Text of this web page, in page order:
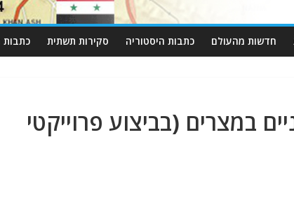
חדשות מהעולם כתבות היסטוריה סקירות תשתית כתבות
במצרים (בביצוע פרוייקטי